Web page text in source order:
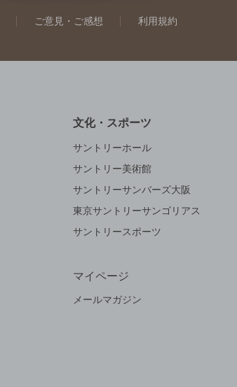
ご意見・ご感想 利用規約
文化・スポーツ
サントリーホール
サントリー美術館
サントリーサンバーズ大阪
東京サントリーサンゴリアス
サントリースポーツ
マイページ
メールマガジン